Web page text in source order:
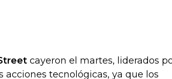
cayeron el martes, liderados
tecnológicas, ya que los